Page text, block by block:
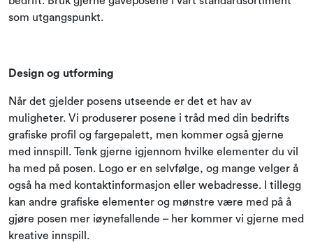
som utgangspunkt.
Design og utforming
Når det gjelder posens utseende er det et hav av
muligheter. Vi produserer posene i tråd med din bedrifts
grafiske profil og fargepalett, men kommer også gjerne
med innspill. Tenk gjerne igjennom hvilke elementer du vil
ha med på posen. Logo er en selvfølge, og mange velger å
også ha med kontaktinformasjon eller webadresse. I tillegg
kan andre grafiske elementer og mønstre være med på å
gjøre posen mer iøynefallende – her kommer vi gjerne med
kreative innspill.